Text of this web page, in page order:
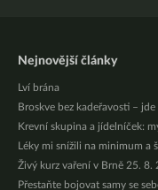
Nejnovější články
Lví brána
Broskve bez kadeřavosti –
Krevní skupina a jídelníček:
Léky mi snížili na minimum a
Živý kurz vaření v Brně 25. 8.
Přestaňte bojovat samy se